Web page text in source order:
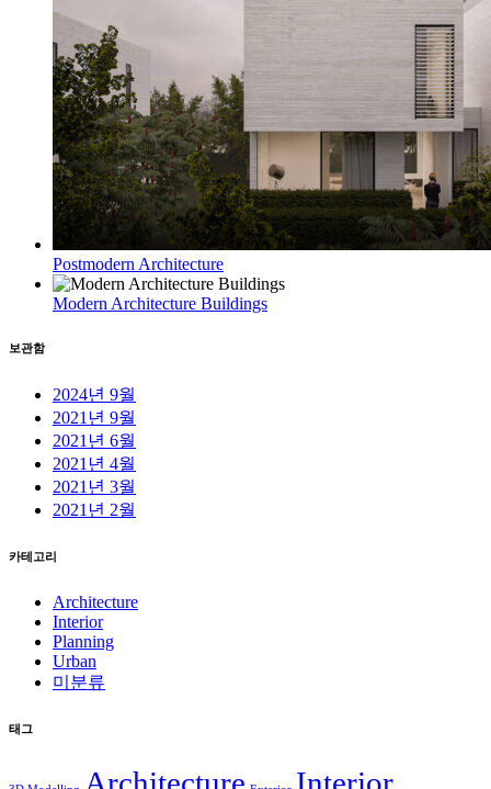
Postmodern Architecture
Modern Architecture Buildings
보관함
2024년 9월
2021년 9월
2021년 6월
2021년 4월
2021년 3월
2021년 2월
카테고리
Architecture
Interior
Planning
Urban
미분류
태그